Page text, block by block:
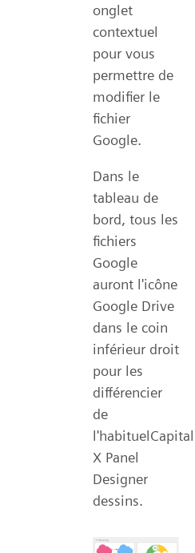
onglet
contextuel
pour vous
permettre de
modifier le
fichier
Google.
Dans le
tableau de
bord, tous les
fichiers
Google
auront l'icône
Google Drive
dans le coin
inférieur droit
pour les
différencier
de
l'habituelCapital
X Panel
Designer
dessins.